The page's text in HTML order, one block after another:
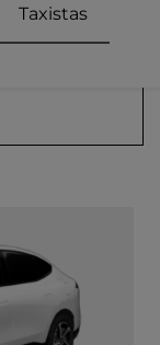
Taxistas